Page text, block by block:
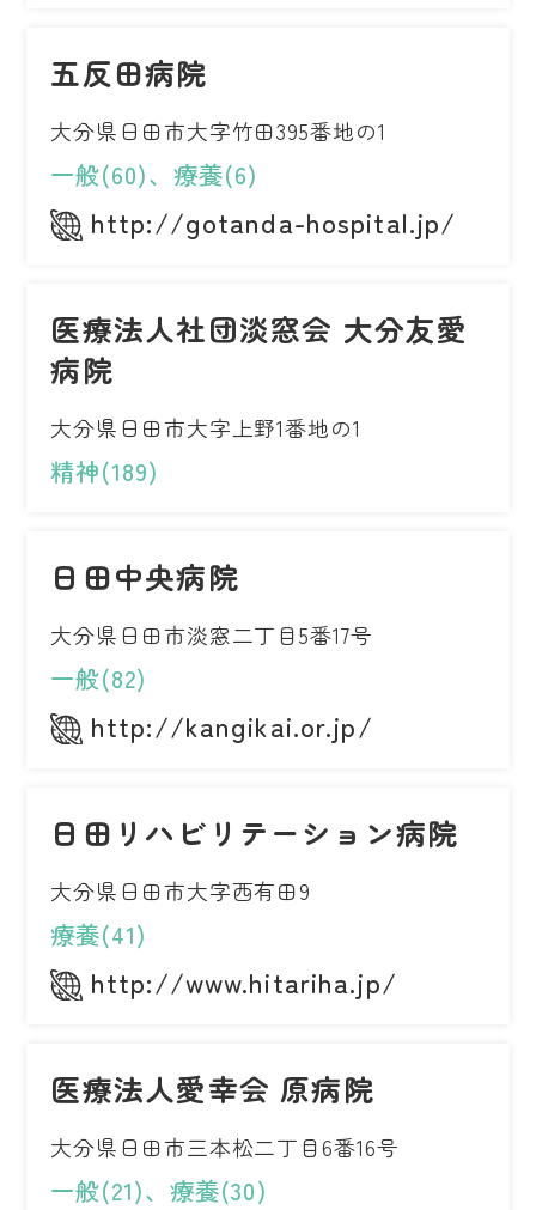
五反田病院
大分県日田市大字竹田395番地の1
一般(60)、療養(6)
http://gotanda-hospital.jp/
医療法人社団淡窓会 大分友愛
病院
大分県日田市大字上野1番地の1
精神(189)
日田中央病院
大分県日田市淡窓二丁目5番17号
一般(82)
http://kangikai.or.jp/
日田リハビリテーション病院
大分県日田市大字西有田9
療養(41)
http://www.hitariha.jp/
医療法人愛幸会 原病院
大分県日田市三本松二丁目6番16号
一般(21)、療養(30)